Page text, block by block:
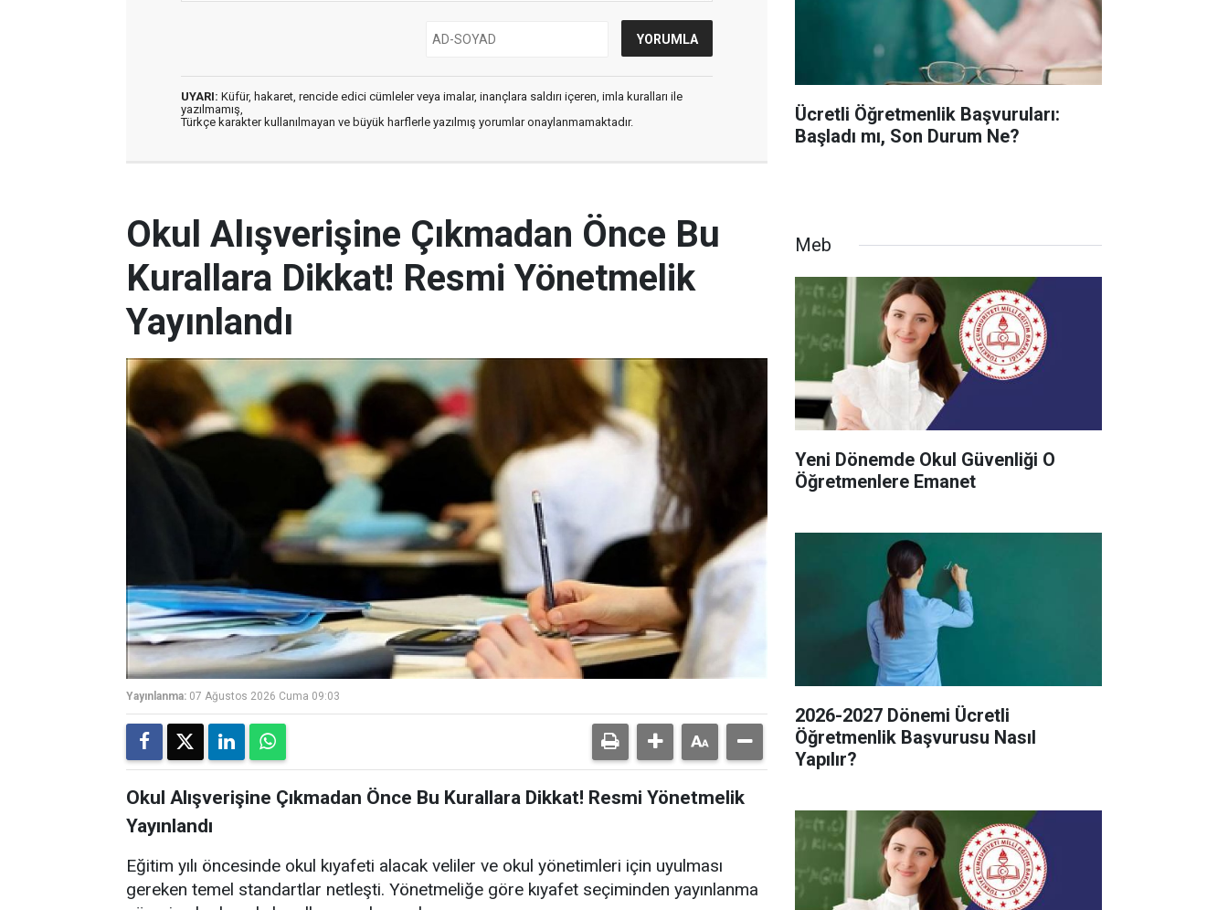
UYARI: Küfür, hakaret, rencide edici cümleler veya imalar, inançlara saldırı içeren, imla kuralları ile
yazılmamış,
Türkçe karakter kullanılmayan ve büyük harflerle yazılmış yorumlar onaylanmamaktadır.
Ücretli Öğretmenlik Başvuruları:
Başladı mı, Son Durum Ne?
Okul Alışverişine Çıkmadan Önce Bu
Kurallara Dikkat! Resmi Yönetmelik
Yayınlandı
Yayınlanma: 07 Ağustos 2026 Cuma 09:03
Okul Alışverişine Çıkmadan Önce Bu Kurallara Dikkat! Resmi Yönetmelik
Yayınlandı
Eğitim yılı öncesinde okul kıyafeti alacak veliler ve okul yönetimleri için uyulması
gereken temel standartlar netleşti. Yönetmeliğe göre kıyafet seçiminden yayınlanma
Meb
Yeni Dönemde Okul Güvenliği O
Öğretmenlere Emanet
2026-2027 Dönemi Ücretli
Öğretmenlik Başvurusu Nasıl
Yapılır?